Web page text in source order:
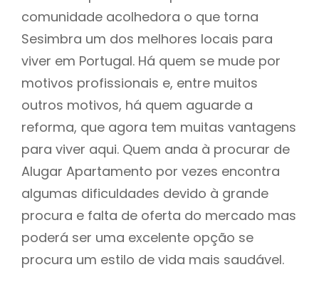
comunidade acolhedora o que torna
Sesimbra um dos melhores locais para
viver em Portugal. Há quem se mude por
motivos profissionais e, entre muitos
outros motivos, há quem aguarde a
reforma, que agora tem muitas vantagens
para viver aqui. Quem anda à procurar de
Alugar Apartamento por vezes encontra
algumas dificuldades devido à grande
procura e falta de oferta do mercado mas
poderá ser uma excelente opção se
procura um estilo de vida mais saudável.